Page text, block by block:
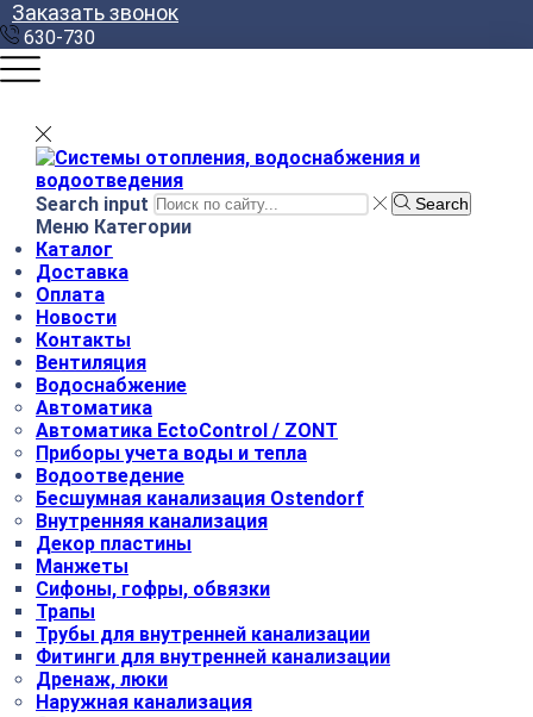
Заказать звонок
630-730
Search input Search
Меню Категории
Каталог
Доставка
Оплата
Новости
Контакты
Вентиляция
Водоснабжение
Автоматика
Автоматика EctoControl / ZONT
Приборы учета воды и тепла
Водоотведение
Бесшумная канализация Ostendorf
Внутренняя канализация
Декор пластины
Манжеты
Сифоны, гофры, обвязки
Трапы
Трубы для внутренней канализации
Фитинги для внутренней канализации
Дренаж, люки
Наружная канализация